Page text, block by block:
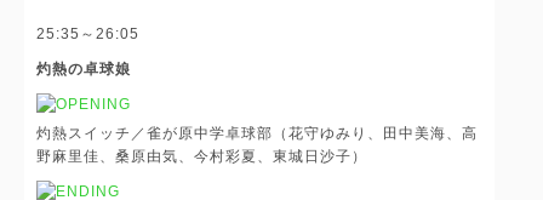
25:35～26:05
灼熱の卓球娘
灼熱スイッチ／雀が原中学卓球部（花守ゆみり、田中美海、高
野麻里佳、桑原由気、今村彩夏、東城日沙子）